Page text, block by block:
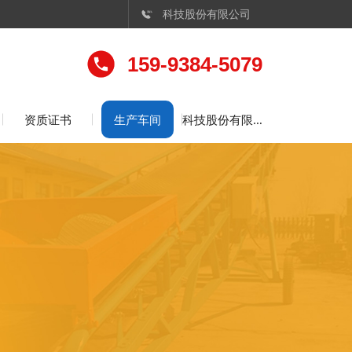
科技股份有限公司
159-9384-5079
资质证书 生产车间 科技股份有限公司